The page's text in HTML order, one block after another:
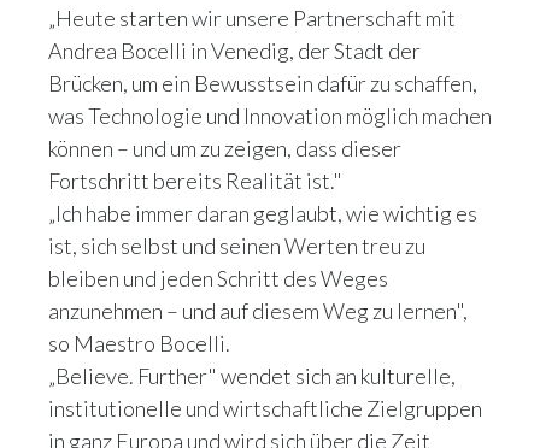
„Heute starten wir unsere Partnerschaft mit
Andrea Bocelli in Venedig, der Stadt der
Brücken, um ein Bewusstsein dafür zu schaffen,
was Technologie und Innovation möglich machen
können – und um zu zeigen, dass dieser
Fortschritt bereits Realität ist."
„Ich habe immer daran geglaubt, wie wichtig es
ist, sich selbst und seinen Werten treu zu
bleiben und jeden Schritt des Weges
anzunehmen – und auf diesem Weg zu lernen",
so Maestro Bocelli.
„Believe. Further" wendet sich an kulturelle,
institutionelle und wirtschaftliche Zielgruppen
in ganz Europa und wird sich über die Zeit